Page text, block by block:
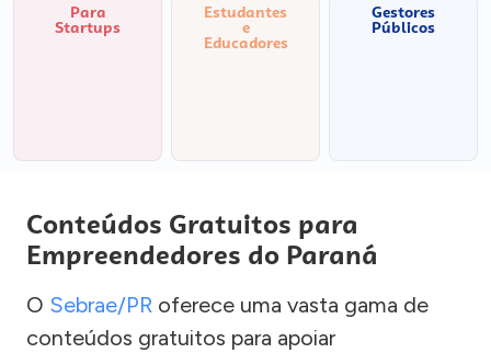
Para
Startups
Estudantes
e
Educadores
Gestores
Públicos
Conteúdos Gratuitos para
Empreendedores do Paraná
O Sebrae/PR oferece uma vasta gama de
conteúdos gratuitos para apoiar